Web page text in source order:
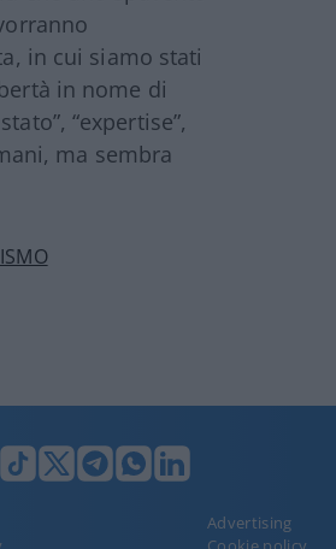
in cui siamo stati
in nome di
“expertise”,
ma sembra
Advertising